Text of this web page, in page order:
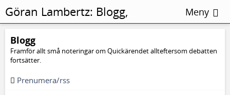
Blogg
Framför allt små noteringar om Quickärendet allteftersom debatten
fortsätter.
Prenumera/rss
Göran Lambertz: Blogg,
Ängslighet
Meny